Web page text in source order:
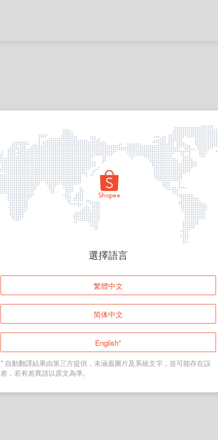
頁面無法顯示
登入
返回首頁
選擇語言
繁體中文
简体中文
English*
* 自動翻譯結果由第三方提供，未涵蓋圖片及系統文字，並可能存在誤
差，若有差異請以原文為準。